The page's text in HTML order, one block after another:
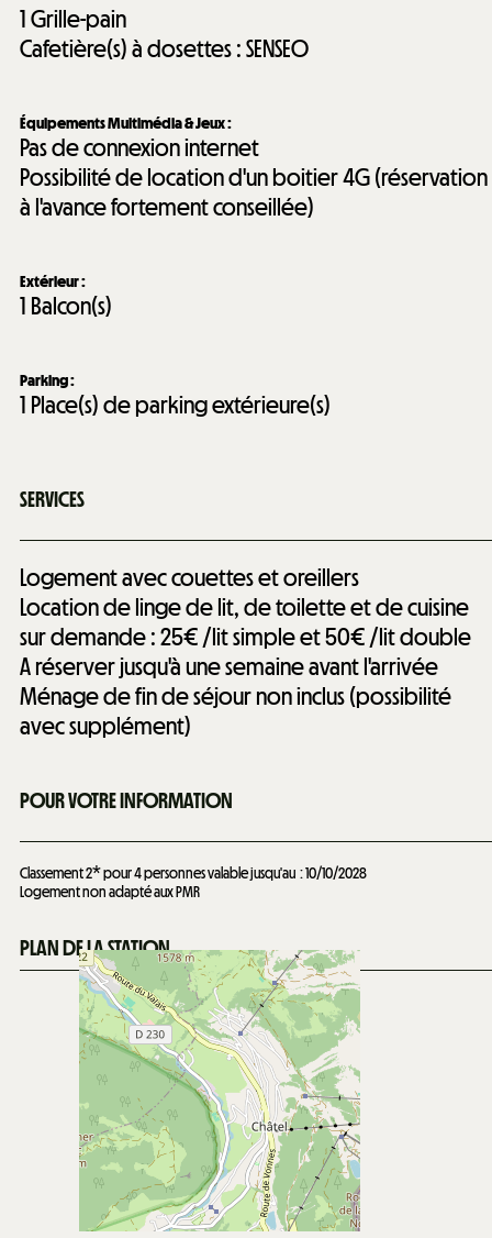
1Grille-pain
Cafetière(s) à dosettes :SENSEO
Équipements Multimédia & Jeux:
Pas de connexion internet
Possibilité de location d'un boitier 4G (réservation
à l'avance fortement conseillée)
Extérieur:
1 Balcon(s)
Parking:
1 Place(s) de parking extérieure(s)
SERVICES
Logement avec couettes et oreillers
Location de linge de lit, de toilette et de cuisine
sur demande : 25€ /lit simple et 50€ /lit double
A réserver jusqu'à une semaine avant l'arrivée
Ménage de fin de séjour non inclus (possibilité
avec supplément)
POUR VOTRE INFORMATION
Classement 2* pour 4 personnes valable jusqu'au 10/10/2028
Logement non adapté aux PMR
PLAN DE LA STATION